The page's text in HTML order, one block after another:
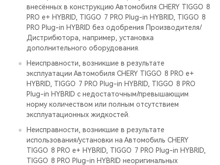
внесённых в конструкцию Автомобиля CHERY TIGGO 8
PRO е+ HYBRID, TIGGO 7 PRO Plug-in HYBRID, TIGGO 8
PRO Plug-in HYBRID без одобрения Производителя/
Дистрибютора, например, установка
дополнительного оборудования.
Неисправности, возникшие в результате
эксплуатации Автомобиля CHERY TIGGO 8 PRO е+
HYBRID, TIGGO 7 PRO Plug-in HYBRID, TIGGO 8 PRO
Plug-in HYBRID с недостаточным/превышающим
норму количеством или полным отсутствием
эксплуатационных жидкостей.
Неисправности, возникшие в результате
использования/установки на Автомобиль CHERY
TIGGO 8 PRO е+ HYBRID, TIGGO 7 PRO Plug-in HYBRID,
TIGGO 8 PRO Plug-in HYBRID неоригинальных